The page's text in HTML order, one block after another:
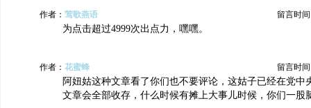
作者： 莺歌燕语 留言时间
为点击超过4999次出点力，嘿嘿。
作者： 花蜜蜂 留言时间
阿妞姑这种文章看了你们也不要评论，这姑子已经在党中
文章会全部收存，什么时候有摊上大事儿时候，你们一股